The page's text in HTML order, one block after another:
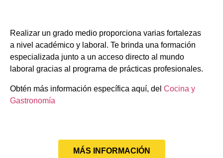
Realizar un grado medio proporciona varias fortalezas
a nivel académico y laboral. Te brinda una formación
especializada junto a un acceso directo al mundo
laboral gracias al programa de prácticas profesionales.
Obtén más información específica aquí, del Cocina y
Gastronomía
MÁS INFORMACIÓN